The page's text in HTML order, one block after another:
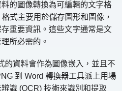
的圖像轉換為可編輯的文字格
式主要用於儲存圖形和圖像，
重要資訊。這些文字通常是文
所必需的。
的資料會作為圖像嵌入，並且不
到 Word 轉換器工具派上用場
識 (OCR) 技術來識別和提取